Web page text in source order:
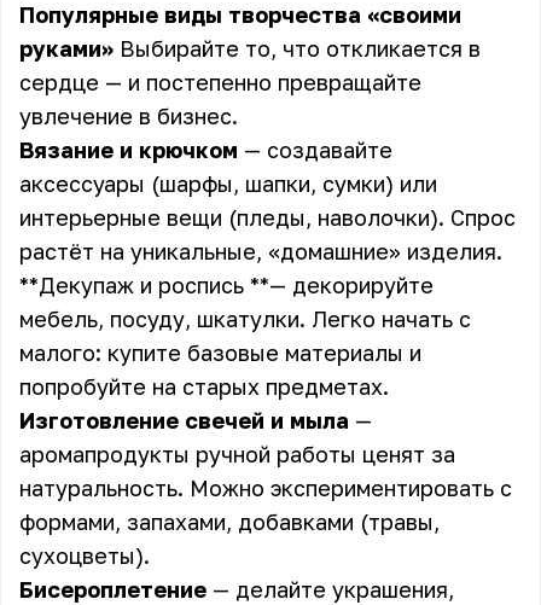
Популярные виды творчества «своими
руками» Выбирайте то, что откликается в
сердце — и постепенно превращайте
увлечение в бизнес.
Вязание и крючком — создавайте
аксессуары (шарфы, шапки, сумки) или
интерьерные вещи (пледы, наволочки). Спрос
растёт на уникальные, «домашние» изделия.
**Декупаж и роспись **— декорируйте
мебель, посуду, шкатулки. Легко начать с
малого: купите базовые материалы и
попробуйте на старых предметах.
Изготовление свечей и мыла —
аромапродукты ручной работы ценят за
натуральность. Можно экспериментировать с
формами, запахами, добавками (травы,
сухоцветы).
Бисероплетение — делайте украшения,